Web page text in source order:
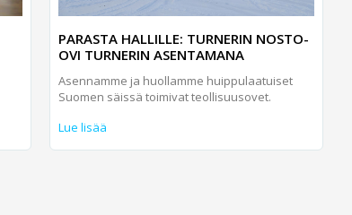
PARASTA HALLILLE: TURNERIN NOSTO-
OVI TURNERIN ASENTAMANA
Asennamme ja huollamme huippulaatuiset
Suomen säissä toimivat teollisuusovet.
Lue lisää